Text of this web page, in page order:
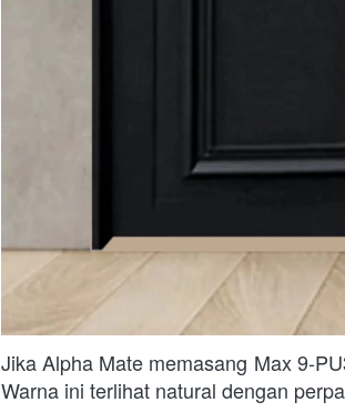
Jika Alpha Mate memasang Max 9-
Warna ini terlihat natural dengan